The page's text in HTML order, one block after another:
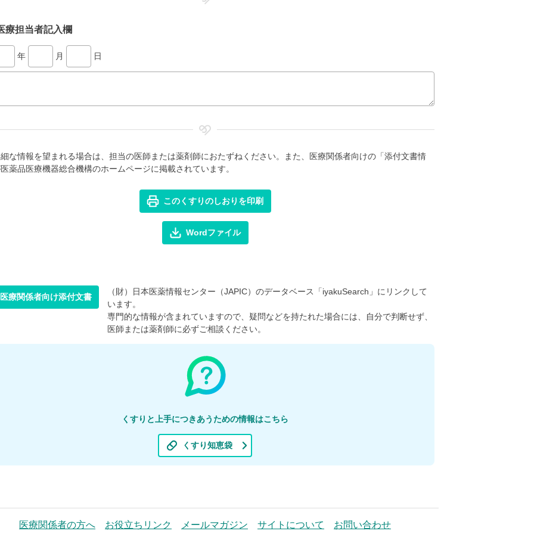
療担当者記入欄
年 月 日
な情報を望まれる場合は、担当の医師または薬剤師におたずねください。また、医療関係者向けの「添付文書情
薬品医療機器総合機構のホームページに掲載されています。
このくすりのしおりを印刷
Wordファイル
医療関係者向け添付文書
（財）日本医薬情報センター（JAPIC）のデータベース「iyakuSearch」にリンクして
います。
専門的な情報が含まれていますので、疑問などを持たれた場合には、自分で判断せず、
医師または薬剤師に必ずご相談ください。
くすりと上手につきあうための情報はこちら
くすり知恵袋
医療関係者の方へ お役立ちリンク メールマガジン サイトについて お問い合わせ